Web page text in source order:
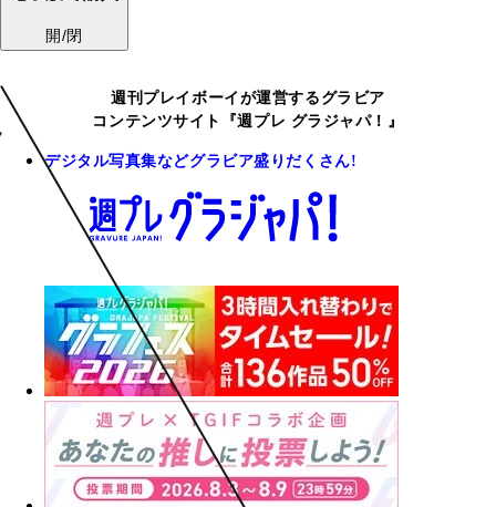
開/閉
週刊プレイボーイが運営するグラビア
コンテンツサイト『週プレ グラジャパ！』
デジタル写真集などグラビア盛りだくさん!